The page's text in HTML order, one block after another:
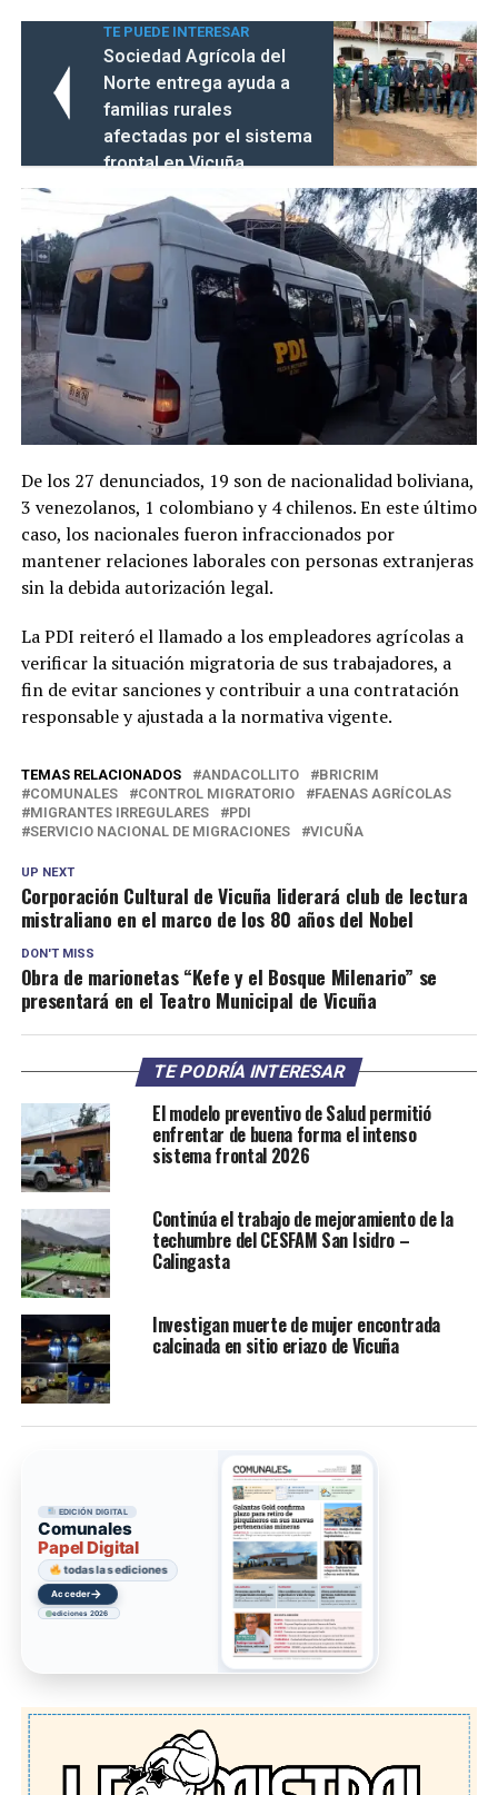
TE PUEDE INTERESAR
Sociedad Agrícola del
Norte entrega ayuda a
familias rurales
afectadas por el sistema
frontal en Vicuña
De los 27 denunciados, 19 son de nacionalidad boliviana,
3 venezolanos, 1 colombiano y 4 chilenos. En este último
caso, los nacionales fueron infraccionados por
mantener relaciones laborales con personas extranjeras
sin la debida autorización legal.
La PDI reiteró el llamado a los empleadores agrícolas a
verificar la situación migratoria de sus trabajadores, a
fin de evitar sanciones y contribuir a una contratación
responsable y ajustada a la normativa vigente.
TEMAS RELACIONADOS ANDACOLLITO
BRICRIM
COMUNALES
CONTROL MIGRATORIO
FAENAS AGRÍCOLAS
MIGRANTES IRREGULARES
PDI
SERVICIO NACIONAL DE MIGRACIONES
VICUÑA
UP NEXT
Corporación Cultural de Vicuña liderará club de lectura
mistraliano en el marco de los 80 años del Nobel
DON'T MISS
Obra de marionetas “Kefe y el Bosque Milenario” se
presentará en el Teatro Municipal de Vicuña
TE PODRÍA INTERESAR
El modelo preventivo de Salud permitió
enfrentar de buena forma el intenso
sistema frontal 2026
Continúa el trabajo de mejoramiento de la
techumbre del CESFAM San Isidro –
Calingasta
Investigan muerte de mujer encontrada
calcinada en sitio eriazo de Vicuña
EDICIÓN DIGITAL
Comunales
Papel Digital
todas las ediciones
Acceder→
ediciones 2026